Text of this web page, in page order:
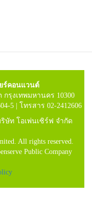
ร์คอนแวนต์
รุงเทพมหานคร 10300
5 | โทรสาร 02-2412606
ษัท โอเพ่นเซิร์ฟ จำกัด
All rights reserved.
Public Company